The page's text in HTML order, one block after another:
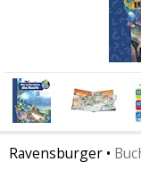
Ravensburger •